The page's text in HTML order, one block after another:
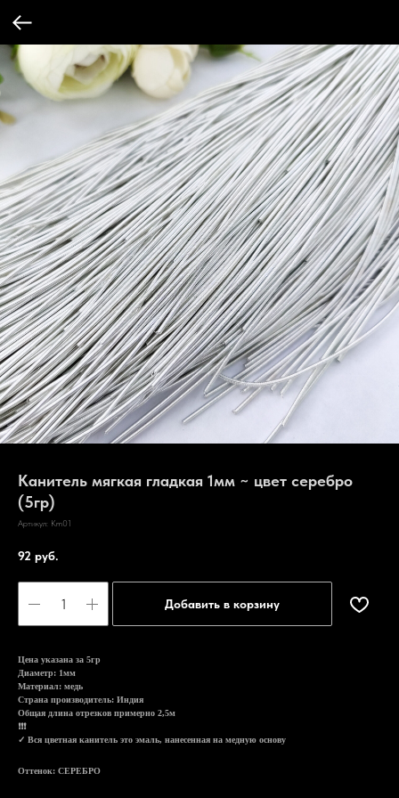
Канитель мягкая гладкая 1мм ~ цвет серебро
(5гр)
Артикул: Km01
92 руб.
Добавить в корзину
Цена указана за 5гр
Диаметр: 1мм
Материал: медь
Страна производитель: Индия
Общая длина отрезков примерно 2,5м
❗❗❗
✓ Вся цветная канитель это эмаль, нанесенная на медную основу
Оттенок: СЕРЕБРО